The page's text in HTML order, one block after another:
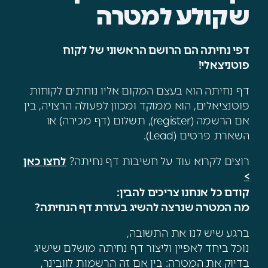
שקולע למטרה
דפי נחיתה הם הרושם הראשוני של לקוח
פוטניצאלי!
דף נחיתה הוא בעצם המקום אליו נוחתים לקוחות
פוטנציאלים, הוא ממוקד ומכוון לפעולה הרצויה, בין
אם הרשמה (register), תשלום (דף מכירה) או
השארת פרטים (Lead).
רוצים לקרוא עוד על חשיבות דף נחיתה? לחצו כאן
>
קודם כל אנחנו צריכים להבין:
מה המטרה שנרצה להשיג בעזרת דף הנחיתה?
ברגע שיש לנו את התשובה,
נוכל ביחד לאפיין וליצור דף נחיתה מושלם שישיג
בדיוק את המטרה: בין אם זה הרשמות לוובינר,